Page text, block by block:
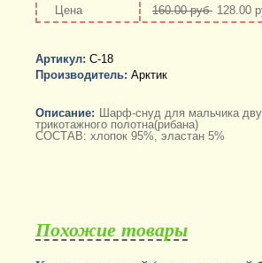
160.00 руб 128.00
Артикул: С-18
Производитель: Арктик
Описание: Шарф-снуд для мальчика
трикотажного полотна(рибана)
СОСТАВ: хлопок 95%, эластан 5%
Похожие товары